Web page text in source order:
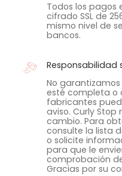
Todos los
cifrado SSL de
mismo nivel de
bancos.
Responsabilidad
No
esté completa o
fabricantes
aviso. Curly Stop
cambio. Para
consulte la lista
o solicite
para que le
comprobación
Gracias por su